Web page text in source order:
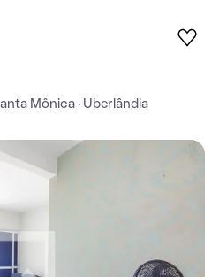
Mônica · Uberlândia